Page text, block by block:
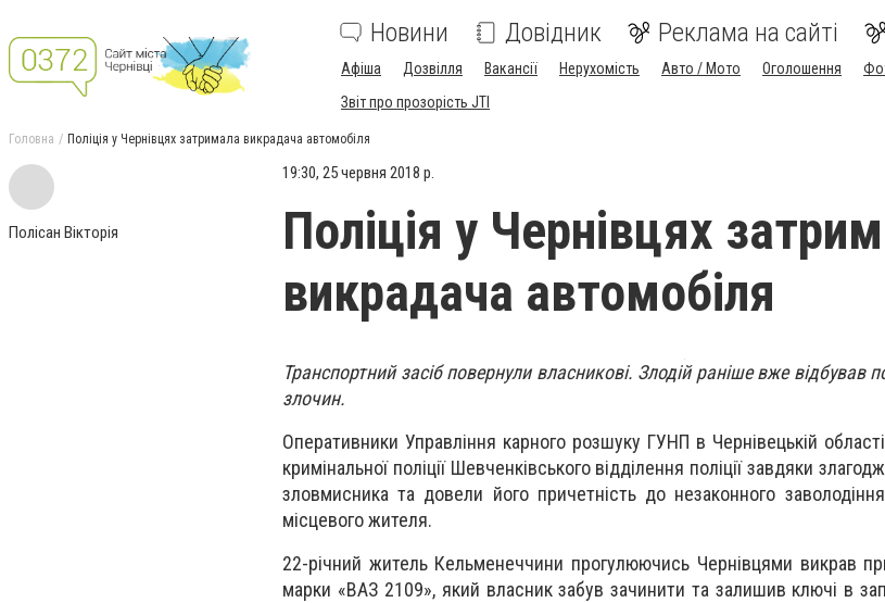
Новини Довідник Реклама на сайті
Афіша Дозвілля Вакансії Нерухомість Авто / Мото Оголошення
Звіт про прозорість JTI
Головна Поліція у Чернівцях затримала викрадача автомобіля
Полісан Вікторія
19:30, 25 червня 2018 р.
Поліція у Чернівцях
викрадача автомобіля
Транспортний засіб повернули власникові. Злодій раніше вже відбував
злочин.
Оперативники Управління карного розшуку ГУНП в Чернівецькій
кримінальної поліції Шевченківського відділення поліції завдяки
зловмисника та довели його причетність до незаконного
місцевого жителя.
22-річний житель Кельменеччини прогулюючись Чернівцями викрав
марки «ВАЗ 2109», який власник забув зачинити та залишив ключі в